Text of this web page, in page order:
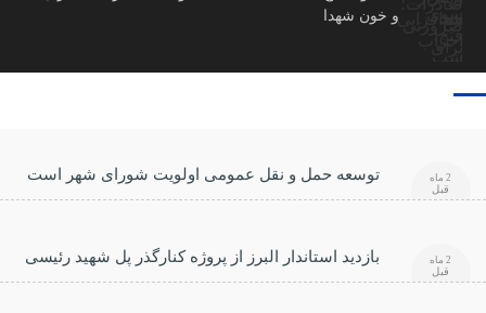
و خون شهدا
توسعه حمل و نقل عمومی اولویت شورای شهر است 2 ماه
قبل
بازدید استاندار البرز از پروژه کنارگذر پل شهید رئیسی 2 ماه
قبل